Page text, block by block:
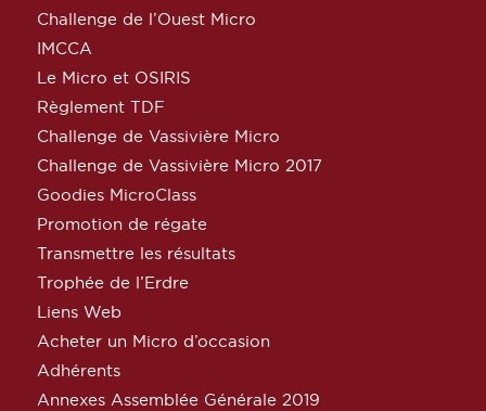
Challenge de l’Ouest Micro
IMCCA
Le Micro et OSIRIS
Règlement TDF
Challenge de Vassivière Micro
Challenge de Vassivière Micro 2017
Goodies MicroClass
Promotion de régate
Transmettre les résultats
Trophée de l’Erdre
Liens Web
Acheter un Micro d’occasion
Adhérents
Annexes Assemblée Générale 2019